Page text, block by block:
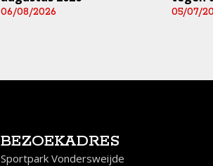
06/08/2026 05/07/
BEZOEKADRES
Sportpark Vondersweijde